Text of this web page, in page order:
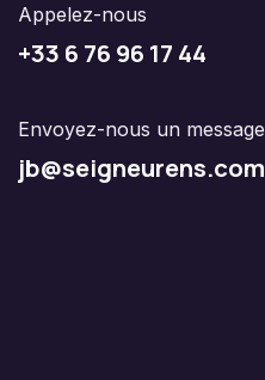
Appelez-nous
+33 6 76 96 17 44
Envoyez-nous un message
jb@seigneurens.com